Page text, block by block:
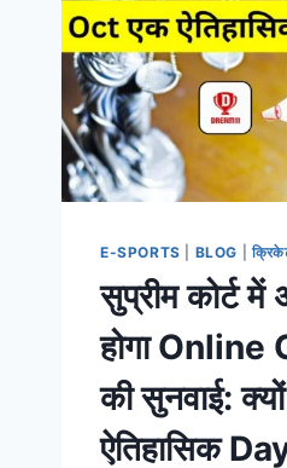
E-SPORTS BLOG
सुप्रीम कोर्ट
होगा
की सुनवाई:
ऐतिहासिक